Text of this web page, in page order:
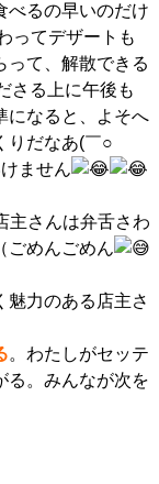
べるの早いのだけ
ってデザートも
って、解散できる
さる上に午後も
になると、よそへ
りだなあ(￣○
ません
主さんは弁舌さわ
ごめんごめん
魅力のある店主さ
。わたしがセッテ
る。みんなが次を